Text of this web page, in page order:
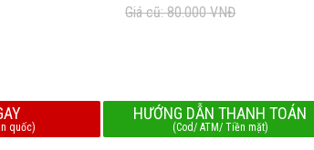
Giá cũ: 80.000VNĐ
quốc)
HƯỚNG DẪN THANH TOÁN
(Cod/ ATM/ Tiền mặt)